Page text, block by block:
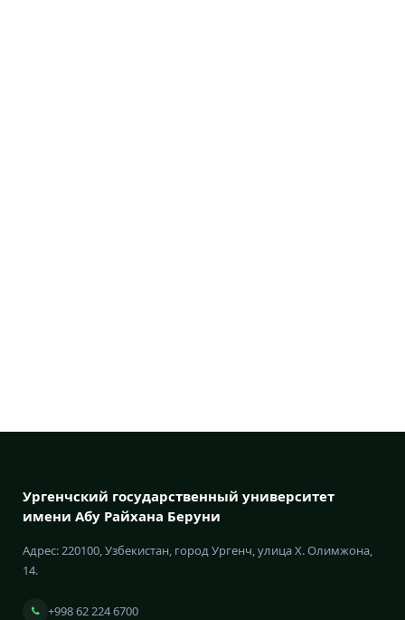
Ургенчский государственный университет
имени Абу Райхана Беруни
Адрес: 220100, Узбекистан, город Ургенч, улица Х. Олимжона,
14.
+998 62 224 6700